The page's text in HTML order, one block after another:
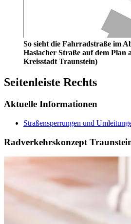
So sieht die Fahrradstraße im
Haslacher Straße auf dem Plan
Kreisstadt Traunstein)
Seitenleiste Rechts
Aktuelle Informationen
Straßensperrungen und
Radverkehrskonzept